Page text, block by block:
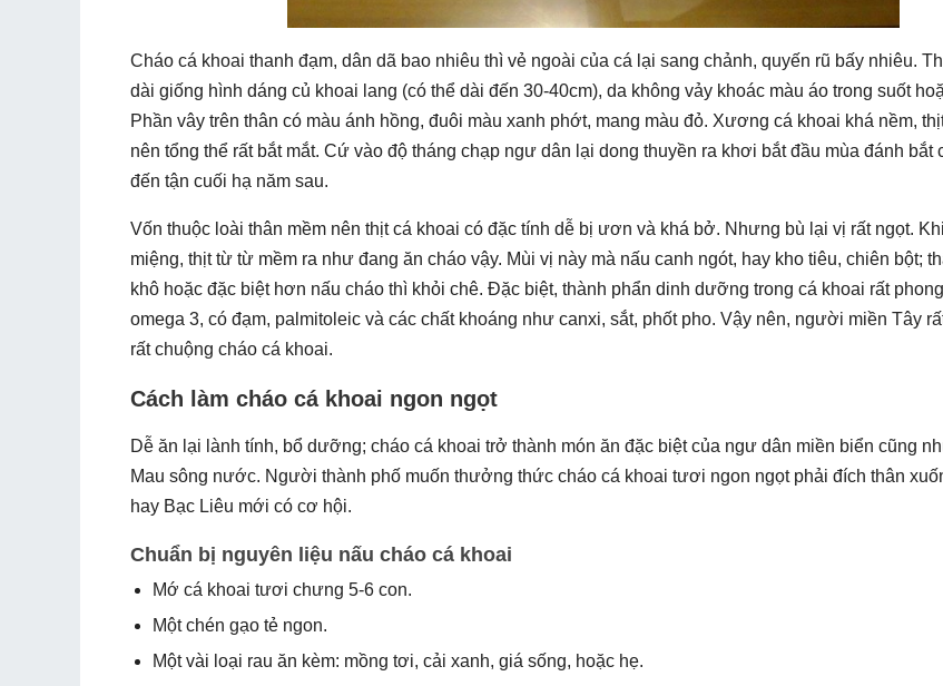
Cháo cá khoai thanh đạm, dân dã bao nhiêu thì vẻ ngoài của cá lại sang chảnh, quyến rũ bấy nhiêu.
dài giống hình dáng củ khoai lang (có thể dài đến 30-40cm), da không vảy khoác màu áo trong suốt
Phần vây trên thân có màu ánh hồng, đuôi màu xanh phớt, mang màu đỏ. Xương cá khoai khá nềm,
nên tổng thể rất bắt mắt. Cứ vào độ tháng chạp ngư dân lại dong thuyền ra khơi bắt đầu mùa đánh bắt
đến tận cuối hạ năm sau.
Vốn thuộc loài thân mềm nên thịt cá khoai có đặc tính dễ bị ươn và khá bở. Nhưng bù lại vị rất ngọt.
miệng, thịt từ từ mềm ra như đang ăn cháo vậy. Mùi vị này mà nấu canh ngót, hay kho tiêu, chiên bột;
khô hoặc đặc biệt hơn nấu cháo thì khỏi chê. Đặc biệt, thành phẩn dinh dưỡng trong cá khoai rất
omega 3, có đạm, palmitoleic và các chất khoáng như canxi, sắt, phốt pho. Vậy nên, người miền Tây
rất chuộng cháo cá khoai.
Cách làm cháo cá khoai ngon ngọt
Dễ ăn lại lành tính, bổ dưỡng; cháo cá khoai trở thành món ăn đặc biệt của ngư dân miền biển cũng
Mau sông nước. Người thành phố muốn thưởng thức cháo cá khoai tươi ngon ngọt phải đích thân
hay Bạc Liêu mới có cơ hội.
Chuẩn bị nguyên liệu nấu cháo cá khoai
Mớ cá khoai tươi chưng 5-6 con.
Một chén gạo tẻ ngon.
Một vài loại rau ăn kèm: mồng tơi, cải xanh, giá sống, hoặc hẹ.